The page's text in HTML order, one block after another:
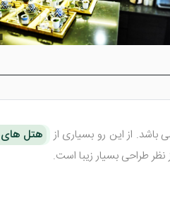
از این رو بسیاری از هتل های
طراحی بسیار زیبا است.